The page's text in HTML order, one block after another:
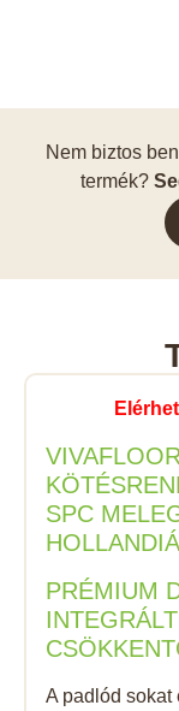
Nem biztos
termék?
SPC
PRÉMIUM
A padlód sokat